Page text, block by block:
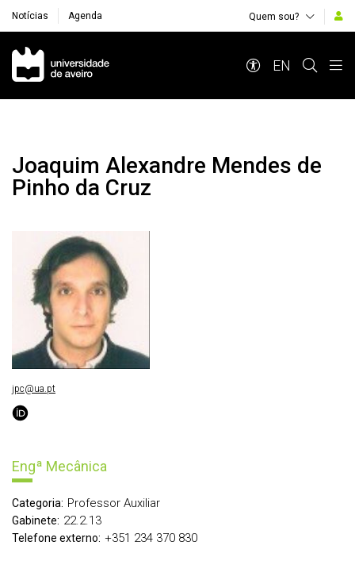
Notícias Agenda Quem sou?
Navegação Principal
EN
Joaquim Alexandre Mendes de
Pinho da Cruz
Engª Mecânica
Categoria: Professor Auxiliar
Gabinete: 22.2.13
Telefone externo: +351 234 370 830
jpc@ua.pt